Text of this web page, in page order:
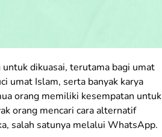
dikuasai, terutama bagi umat
umat Islam, serta banyak karya
orang memiliki kesempatan untuk
orang mencari cara alternatif
salah satunya melalui WhatsApp.